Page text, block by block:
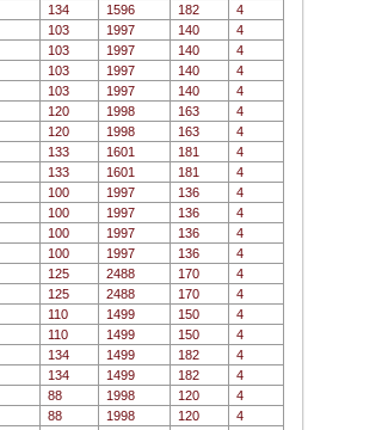
134 1596 182
4
103 1997 140
4
103 1997 140
4
103 1997 140
4
103 1997 140
4
120 1998 163
4
120 1998 163
4
133 1601 181
4
133 1601 181
4
100 1997 136
4
100 1997 136
4
100 1997 136
4
100 1997 136
4
125 2488 170
4
125 2488 170
4
110 1499 150
4
110 1499 150
4
134 1499 182
4
134 1499 182
4
88 1998 120
4
88 1998 120
4